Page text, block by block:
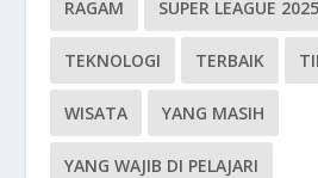
RAGAM SUPER LEAGUE
TEKNOLOGI TERBAIK
WISATA YANG MASIH
YANG WAJIB DI PELAJARI